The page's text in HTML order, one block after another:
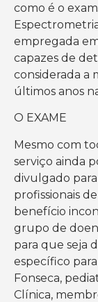
como é o
empregada
capazes de
considerada a
últimos anos
O EXAME
Mesmo com
serviço ainda
divulgado para
profissionais
benefício
grupo de
para que seja
específico
Fonseca,
Clínica,